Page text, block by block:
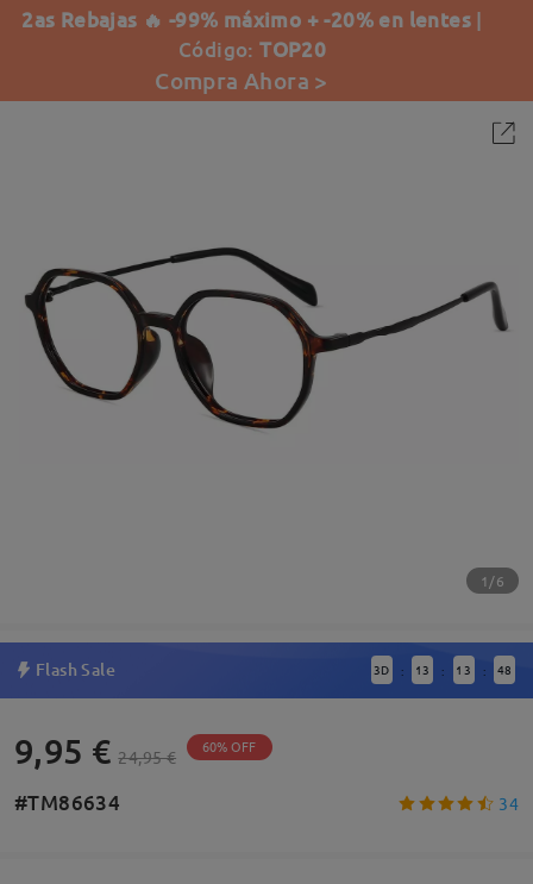
2as Rebajas 🔥 -99% máximo + -20% en lentes |
Código:TOP20
Compra Ahora >
1/6
Flash Sale 3D : 13 : 13 : 47
9,95 € 24,95 € 60% OFF
#TM86634 34